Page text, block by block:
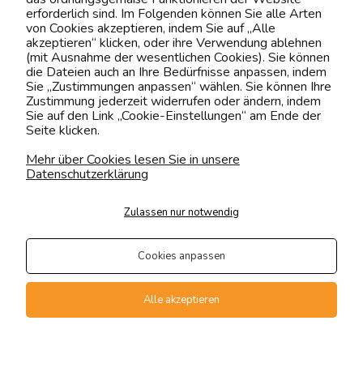
0151 12200811
shop@yourhouse24.eu
Mo. - Fr. 07:00-15:00
Transportarten
Der Versand erfolgt per
private Spedition
Geprüfte Präsenz
Zahlungsmethoden
erforderlich sind. Im Folgenden können Sie alle Arten
von Cookies akzeptieren, indem Sie auf „Alle
akzeptieren“ klicken, oder ihre Verwendung ablehnen
(mit Ausnahme der wesentlichen Cookies). Sie können
die Dateien auch an Ihre Bedürfnisse anpassen, indem
Sie „Zustimmungen anpassen“ wählen. Sie können Ihre
Zustimmung jederzeit widerrufen oder ändern, indem
Sie auf den Link „Cookie-Einstellungen“ am Ende der
Seite klicken.
Mehr über Cookies lesen Sie in unsere
Datenschutzerklärung
Zulassen nur notwendig
Cookies anpassen
Alle akzeptieren